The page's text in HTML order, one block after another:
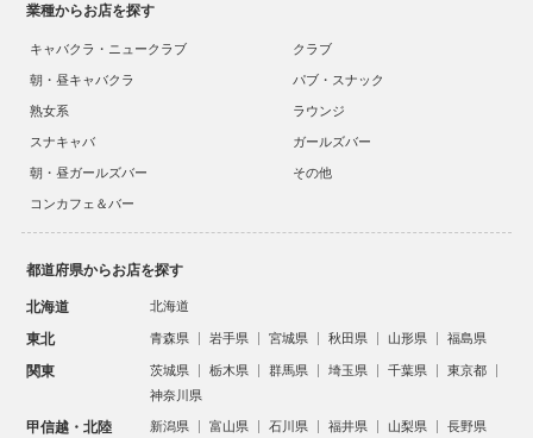
業種からお店を探す
キャバクラ・ニュークラブ
クラブ
朝・昼キャバクラ
パブ・スナック
熟女系
ラウンジ
スナキャバ
ガールズバー
朝・昼ガールズバー
その他
コンカフェ＆バー
都道府県からお店を探す
北海道 北海道
東北 青森県 岩手県 宮城県 秋田県 山形県 福島県
関東 茨城県 栃木県 群馬県 埼玉県 千葉県
東京都
神奈川県
甲信越・北陸 新潟県 富山県 石川県 福井県 山梨県 長野県